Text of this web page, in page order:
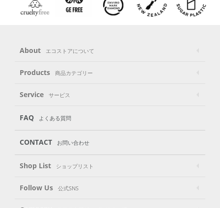
About エコストアについて
Products 商品カテゴリー
Service サービス
FAQ よくある質問
CONTACT お問い合わせ
Shop List ショップリスト
Follow Us 公式SNS